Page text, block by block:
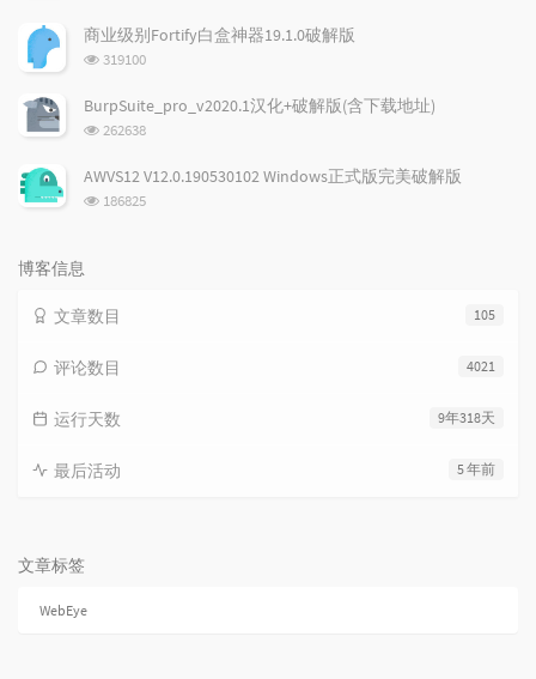
次
商业级别Fortify白盒神器19.1.0破解版
浏
次
数:
319100
BurpSuite_pro_v2020.1汉化+破解版(含下载地址)
浏
次
262638
AWVS12 V12.0.190530102 Windows正式版完美破解版
浏
186825
博客信息
105
文章数目
4021
评论数目
9年318天
运行天数
5 年前
最后活动
文章标签
WebEye